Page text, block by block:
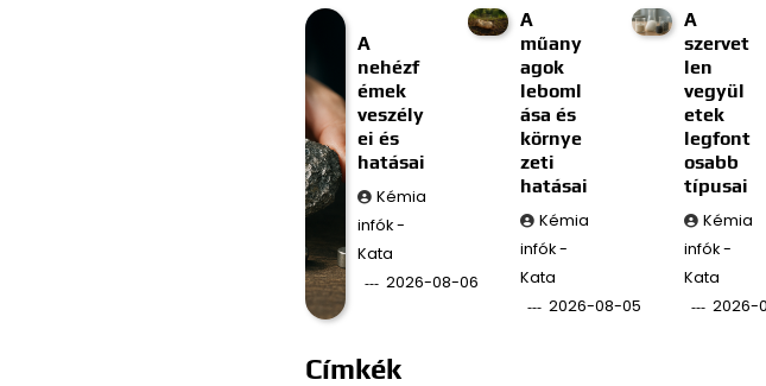
A
nehézf
émek
veszély
ei és
hatásai
Kémia
infók -
Kata
2026-08-06
A
műany
agok
leboml
ása és
környe
zeti
hatásai
Kémia
infók -
Kata
2026-08-05
A
szervet
len
vegyül
etek
legfont
osabb
típusai
Kémia
infók -
Kata
2026-
Címkék